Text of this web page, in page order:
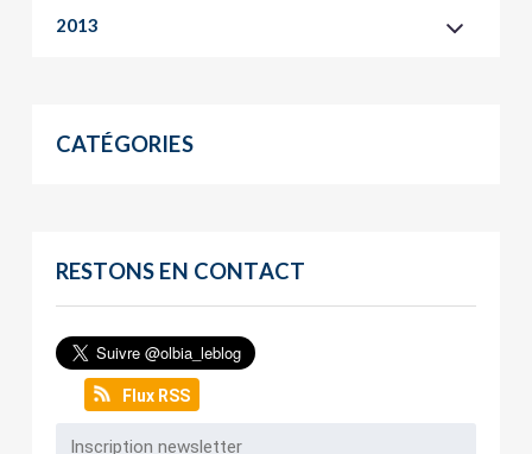
2013
CATÉGORIES
RESTONS EN CONTACT
Flux RSS